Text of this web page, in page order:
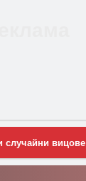
случайни вицове